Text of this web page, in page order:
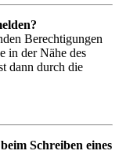
Berechtigungen
in der Nähe des
dann durch die
Schreiben eines